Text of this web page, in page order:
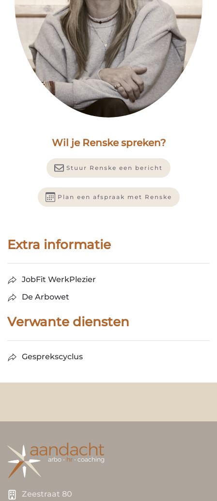
Wil je Renske spreken?
Stuur Renske een bericht
Plan een afspraak met Renske
Extra informatie
JobFit WerkPlezier
De Arbowet
Verwante diensten
Gesprekscyclus
Zeestraat 80